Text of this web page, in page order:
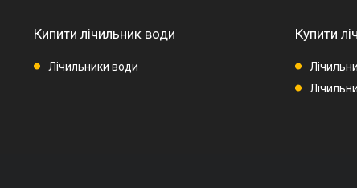
Кипити лічильник води
Лічильники води
Купити